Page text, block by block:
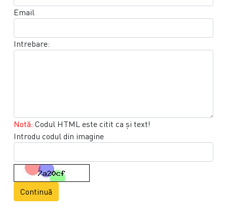
Email
Intrebare:
Notă: Codul HTML este citit ca şi text!
Introdu codul din imagine
Continuă